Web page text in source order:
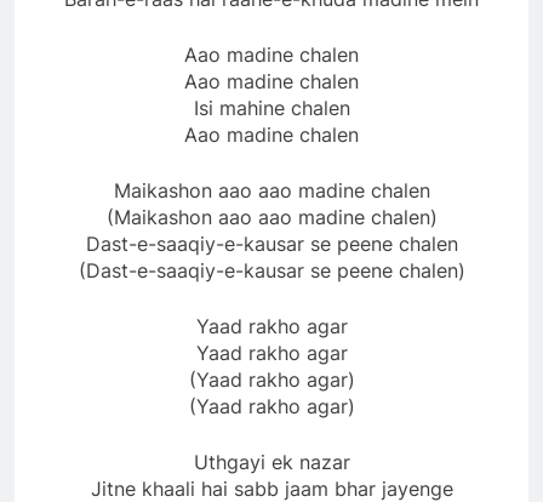
Aao madine chalen
Aao madine chalen
Isi mahine chalen
Aao madine chalen
Maikashon aao aao madine chalen
(Maikashon aao aao madine chalen)
Dast-e-saaqiy-e-kausar se peene chalen
(Dast-e-saaqiy-e-kausar se peene chalen)
Yaad rakho agar
Yaad rakho agar
(Yaad rakho agar)
(Yaad rakho agar)
Uthgayi ek nazar
Jitne khaali hai sabb jaam bhar jayenge